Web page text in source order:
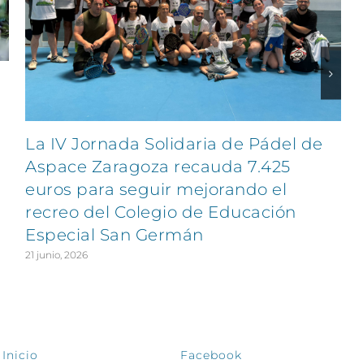
La IV Jornada Solidaria de Pádel de
Aspace Zaragoza recauda 7.425
euros para seguir mejorando el
recreo del Colegio de Educación
Especial San Germán
21 junio, 2026
Inicio Facebook